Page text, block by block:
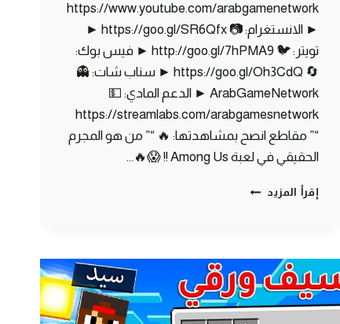
https://www.youtube.com/arabgamenetwork
► الانستغرام: 📷 https://goo.gl/SR6Qfx ►
تويتر: 🐦 http://goo.gl/7hPMA9 ► فيس بوك:
🔄 https://goo.gl/Oh3CdQ ► سناب شات: 👻
ArabGameNetwork ► الدعم المادي: 💵
https://streamlabs.com/arabgamesnetwork
“” مقاطع انصح بمشاهدتها: 🔥 “” من هو المجرم
الحقيقي في لعبة Among Us !! 😱🔥…
إقرأ المزيد ماين
عن
بوابة
التنين